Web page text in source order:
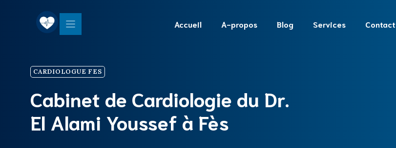
Accueil A-propos Blog Services Contact
CARDIOLOGUE FES
Cabinet de Cardiologie du Dr.
El Alami Youssef à Fès